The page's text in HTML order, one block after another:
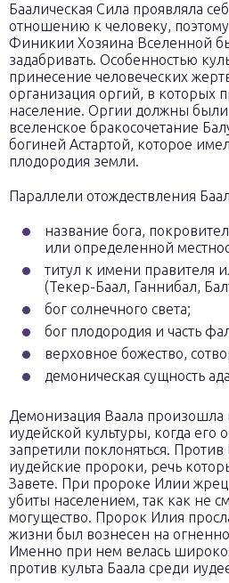
Баалическая Сила проявляла
отношению к человеку,
Финикии Хозяина Вселенной
задабривать. Особенностью
принесение человеческих
организация оргий, в которых
население. Оргии должны
вселенское бракосочетание
богиней Астартой, которое
плодородия земли.
Параллели отождествления
название бога,
или определенной
титул к имени правителя
(Текер-Баал, Ганнибал,
бог солнечного света;
бог плодородия и часть
верховное божество,
демоническая сущность
Демонизация Ваала произошла
иудейской культуры, когда его
запретили поклоняться. Против
иудейские пророки, речь
Завете. При пророке Илии
убиты населением, так как не
могущество. Пророк Илия
жизни был вознесен на
Именно при нем велась
против культа Баала среди